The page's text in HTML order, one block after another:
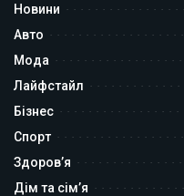
Новини
Авто
Мода
Лайфстайл
Бізнес
Спорт
Здоров’я
Дім та сім’я